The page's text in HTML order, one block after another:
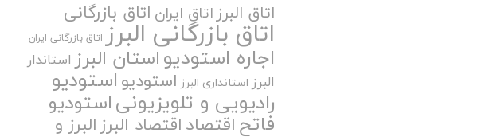
اتاق البرزاتاق ایران اتاق بازرگانی
اتاق بازرگانی البرز اتاق بازرگانی ایران
اجاره استودیواستان البرز استاندار
البرز استانداری البرز استودیواستودیو
رادیویی و تلویزیونیاستودیو
فاتحاقتصاداقتصاد البرزالبرز و